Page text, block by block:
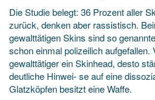
Die Studie belegt: 36 Prozent aller
zurück, denken aber rassistisch.
gewalttätigen Skins sind so
schon einmal polizeilich
gewalttätiger ein Skinhead, desto
deutliche Hinwei- se auf eine
Glatzköpfen besitzt eine Waffe.